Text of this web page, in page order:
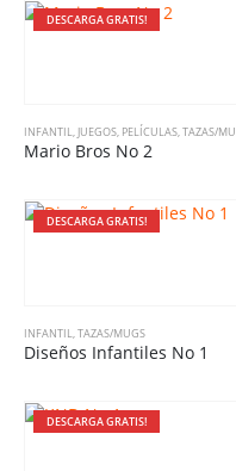
DESCARGA GRATIS!
INFANTIL, JUEGOS, PELÍCULAS,TAZAS/MUGS
Mario Bros No 2
DESCARGA GRATIS!
INFANTIL,TAZAS/MUGS
Diseños Infantiles No 1
DESCARGA GRATIS!